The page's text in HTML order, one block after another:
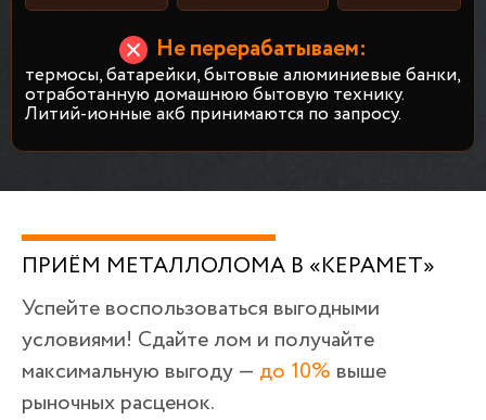
Не перерабатываем:
термосы, батарейки, бытовые алюминиевые банки,
отработанную домашнюю бытовую технику.
Литий-ионные акб принимаются по запросу.
ПРИЁМ МЕТАЛЛОЛОМА В «КЕРАМЕТ»
Успейте воспользоваться выгодными
условиями! Сдайте лом и получайте
максимальную выгоду — до 10% выше
рыночных расценок.